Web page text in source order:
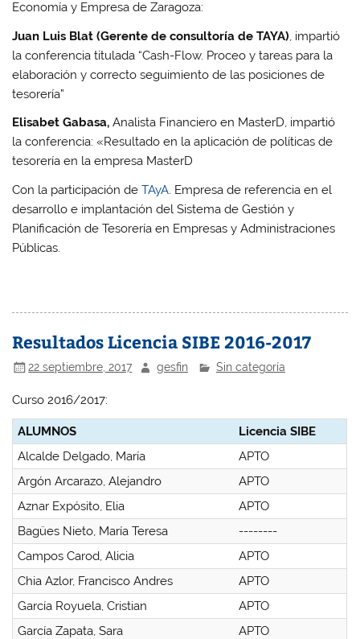
Economía y Empresa de Zaragoza:
Juan Luis Blat (Gerente de consultoría de TAYA), impartió
la conferencia titulada “Cash-Flow. Proceo y tareas para la
elaboración y correcto seguimiento de las posiciones de
tesorería”
Elisabet Gabasa, Analista Financiero en MasterD, impartió
la conferencia: «Resultado en la aplicación de políticas de
tesorería en la empresa MasterD
Con la participación deTAyA. Empresa de referencia en el
desarrollo e implantación del Sistema de Gestión y
Planificación de Tesorería en Empresas y Administraciones
Públicas.
Resultados Licencia SIBE 2016-2017
22 septiembre, 2017 gesfin Sin categoría
Curso 2016/2017:
ALUMNOS
Licencia SIBE
Alcalde Delgado, María
APTO
Argón Arcarazo, Alejandro
APTO
Aznar Expósito, Elia
APTO
Bagües Nieto, María Teresa
--------
Campos Carod, Alicia
APTO
Chia Azlor, Francisco Andres
APTO
García Royuela, Cristian
APTO
García Zapata, Sara
APTO